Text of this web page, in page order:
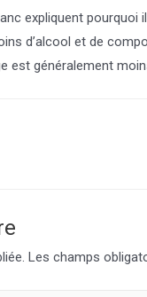
expliquent
d’alcool et de
est généralement
Les champs